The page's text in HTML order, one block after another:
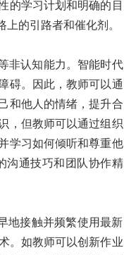
的学习计划和明确的目
的引路者和催化剂。
非认知能力。智能时代
碍。因此，教师可以通
和他人的情绪，提升合
，但教师可以通过组织
学习如何倾听和尊重他
沟通技巧和团队协作精
地接触并频繁使用最新
。如教师可以创新作业